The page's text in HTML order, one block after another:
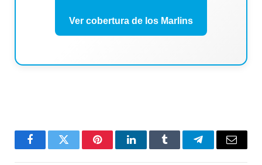
Ver cobertura de los Marlins
FacebookTwitter PinterestLinkedInTumblr TelegramEmail